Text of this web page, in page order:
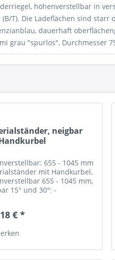
höhenverstellbar in
T). Die Ladeflächen sind
dauerhaft
grau "spurlos", Durchmesser
neigbar
655 - 1045 mm
mit Handkurbel,
655 - 1045 mm,
15° und 30°: -
€ *